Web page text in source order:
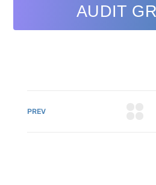
AUDIT
PREV